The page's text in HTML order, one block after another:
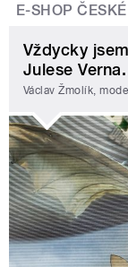
E-SHOP
Vždycky
Julese
Václav Žmolík,